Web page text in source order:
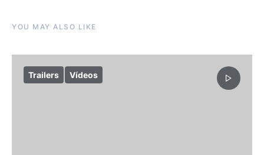
YOU MAY ALSO LIKE
Trailers Vídeos